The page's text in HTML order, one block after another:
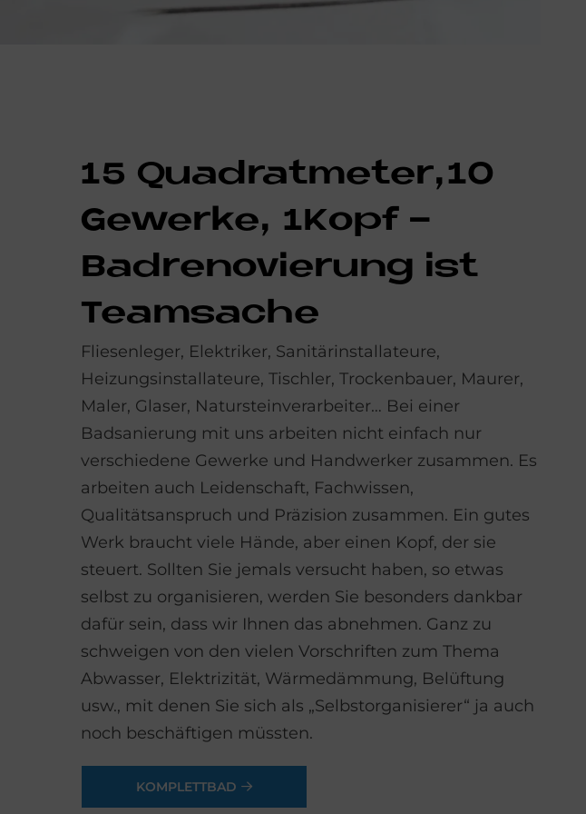
15 Qua­drat­me­ter,10
Ge­wer­ke, 1Kopf -
Bad­re­no­vie­rung ist
Team­sache
Fliesenleger, Elektriker, Sanitärinstallateure,
Heizungsinstallateure, Tischler, Trockenbauer, Maurer,
Maler, Glaser, Natursteinverarbeiter… Bei einer
Badsanierung mit uns arbeiten nicht einfach nur
verschiedene Gewerke und Handwerker zusammen. Es
arbeiten auch Leidenschaft, Fachwissen,
Qualitätsanspruch und Präzision zusammen. Ein gutes
Werk braucht viele Hände, aber einen Kopf, der sie
steuert. Sollten Sie jemals versucht haben, so etwas
selbst zu organisieren, werden Sie besonders dankbar
dafür sein, dass wir Ihnen das abnehmen. Ganz zu
schweigen von den vielen Vorschriften zum Thema
Abwasser, Elektrizität, Wärmedämmung, Belüftung
usw., mit denen Sie sich als „Selbstorganisierer“ ja auch
noch beschäftigen müssten.
KOMPLETTBAD